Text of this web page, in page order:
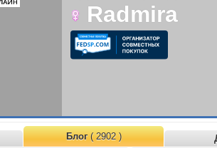
Radmira
Блог( 2902 )